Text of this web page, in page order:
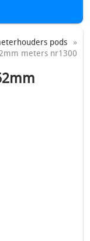
pods »
meters nr1300